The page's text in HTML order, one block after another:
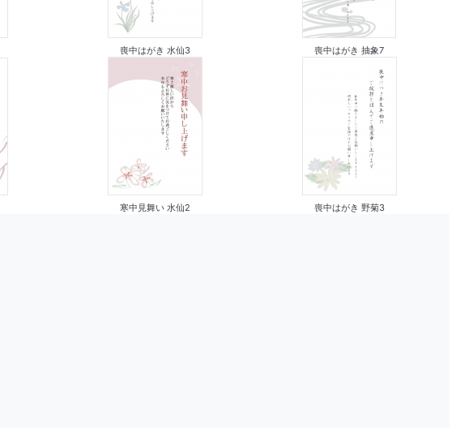
喪中はがき 水仙3 喪中はがき 抽象7
寒中見舞い 水仙2 喪中はがき 野菊3